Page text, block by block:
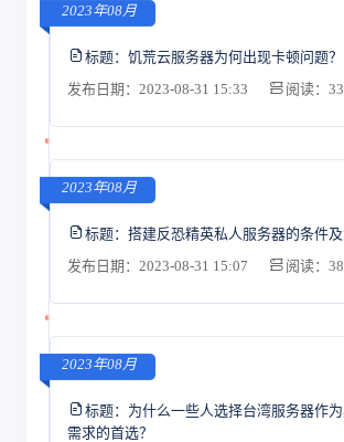
2023年08月
标题： 饥荒云服务器为何出现卡顿问题？
发布日期：2023-08-31 15:33
阅读：
2023年08月
标题： 搭建反恐精英私人服务器的条件
发布日期：2023-08-31 15:07
阅读：
2023年08月
标题： 为什么一些人选择台湾服务器作
需求的首选？